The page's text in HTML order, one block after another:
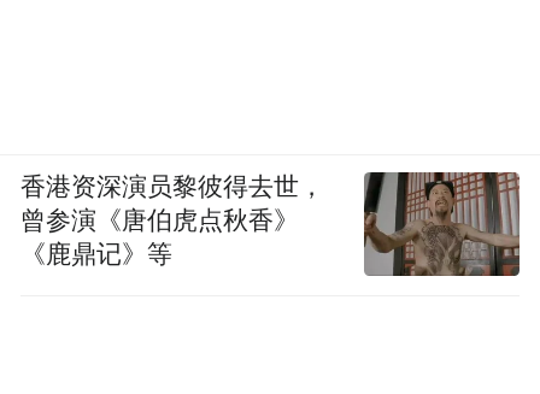
香港资深演员黎彼得去世，
曾参演《唐伯虎点秋香》
《鹿鼎记》等